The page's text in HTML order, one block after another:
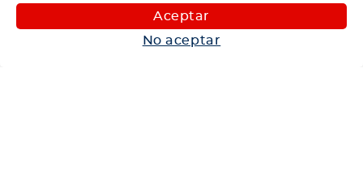
Aceptar
No aceptar